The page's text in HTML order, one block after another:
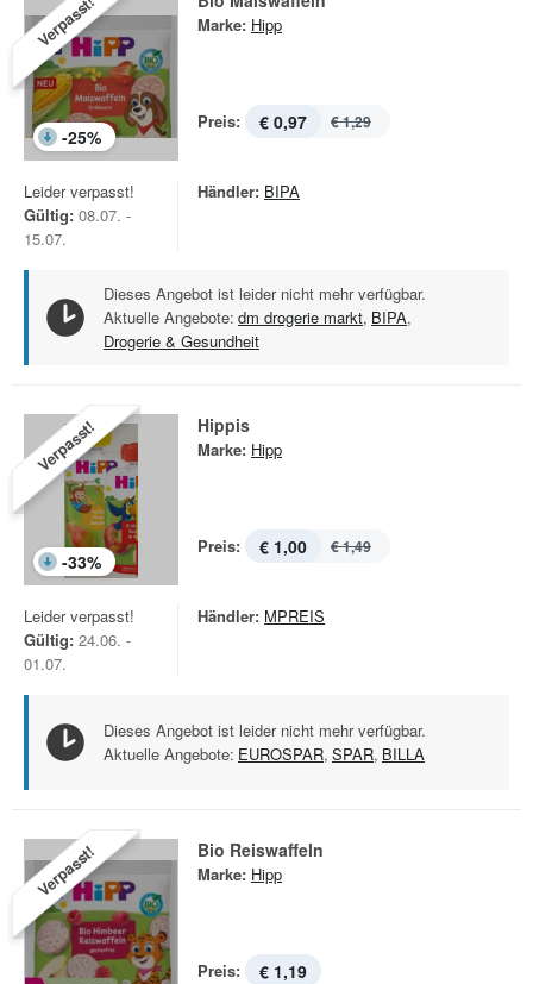
Verpasst!
-25%
Marke: Hipp
Preis: € 0,97 € 1,29
Leider verpasst!
Gültig: 08.07. -
15.07.
Händler: BIPA
Dieses Angebot ist leider nicht mehr verfügbar.
Aktuelle Angebote: dm drogerie markt, BIPA,
Drogerie & Gesundheit
Verpasst!
-33%
Hippis
Marke: Hipp
Preis: € 1,00 € 1,49
Leider verpasst!
Gültig: 24.06. -
01.07.
Händler: MPREIS
Dieses Angebot ist leider nicht mehr verfügbar.
Aktuelle Angebote: EUROSPAR, SPAR, BILLA
Verpasst! Bio Reiswaffeln
Marke: Hipp
Preis: € 1,19